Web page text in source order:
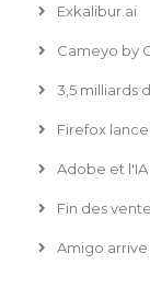
Exkalibur.ai
Cameyo by
3,5 milliards
Firefox lance
Adobe et l'IA
Fin des
Amigo arrive